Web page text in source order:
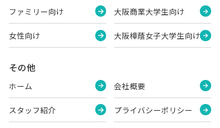
ファミリー向け
女性向け
大阪商業大学生向け
大阪樟蔭女子大学生向け
その他
ホーム
スタッフ紹介
会社概要
プライバシーポリシー